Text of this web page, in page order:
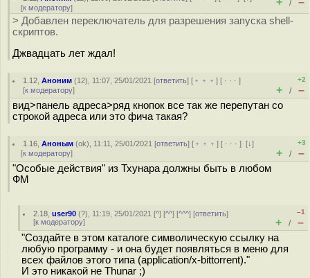
[к модератору] /
> Добавлен переключатель для разрешения запуска shell-
скриптов.
Джвадцать лет ждал!
1.12 ,Аноним (12), 11:07, 25/01/2021 [ответить] [ ﹢﹢﹢] [ · · ·]
[к модератору]
+2
+ / –
вид>панель адреса>ряд кнопок все так же перепутан со
строкой адреса или это фича такая?
1.16 ,Аноным (ok), 11:11, 25/01/2021 [ответить] [ ﹢﹢﹢] [ · · ·][↓]
[к модератору]
+3
+ / –
"Особые действия" из Тхунара должны быть в любом
ФМ
2.18 ,user90 (?), 11:19, 25/01/2021 [^] [^^] [^^^] [ответить]
[к модератору]
–1
+ / –
"Создайте в этом каталоге символическую ссылку на
любую программу - и она будет появляться в меню для
всех файлов этого типа (application/x-bittorrent)."
И это никакой не Thunar ;)